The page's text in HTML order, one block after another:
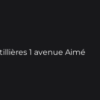
1 avenue Aimé